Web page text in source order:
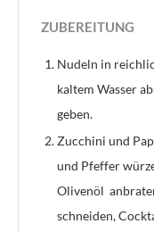
ZUBEREITUNG
Nudeln in
kaltem Wasser
geben.
Zucchini und
und Pfeffer
Olivenöl
schneiden,